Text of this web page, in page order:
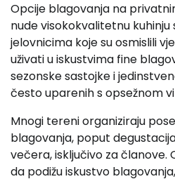
Opcije blagovanja na
nude visokokvalitetnu kuhinju
jelovnicima koje su osmislili
uživati u iskustvima fine
sezonske sastojke i
često uparenih s opsežnom
Mnogi tereni organiziraju
blagovanja, poput
večera, isključivo za članove.
da podižu iskustvo